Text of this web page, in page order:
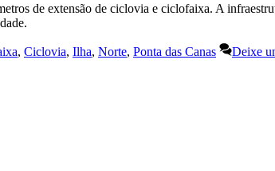
de extensão de ciclovia e ciclofaixa. A
, Ciclovia, Ilha, Norte, Ponta das Canas Deixe